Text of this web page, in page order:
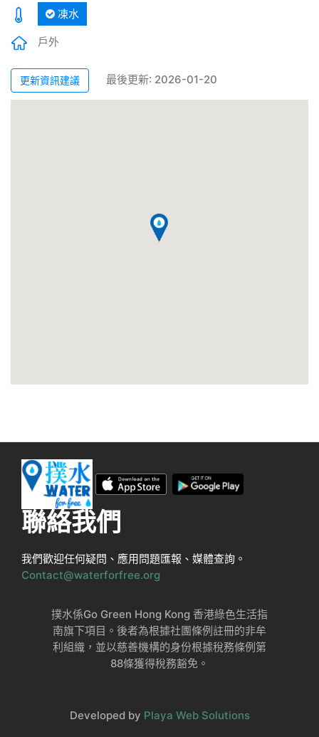
凍水
戶外
更新資訊建議 最後更新: 2026-01-20
聯絡我們
我們歡迎任何疑問、應用問題匯報、媒體查詢。
Contact@waterforfree.org
撲水係Go Green Hong Kong 香港綠色生活指
南旗下項目。後者為根據社團條例註冊的非牟
利組織，並以慈善機構的身份根據稅務條例第
88條獲得稅務豁免。
Developed by Playa Web Solutions